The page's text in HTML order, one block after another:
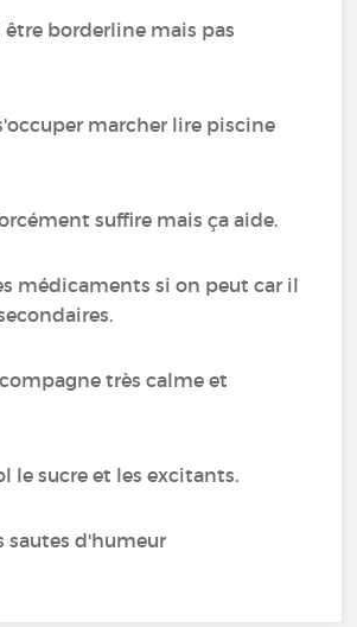
être borderline mais pas
marcher lire piscine
suffire mais ça aide.
médicaments si on peut car il
très calme et
le sucre et les excitants.
sautes d'humeur